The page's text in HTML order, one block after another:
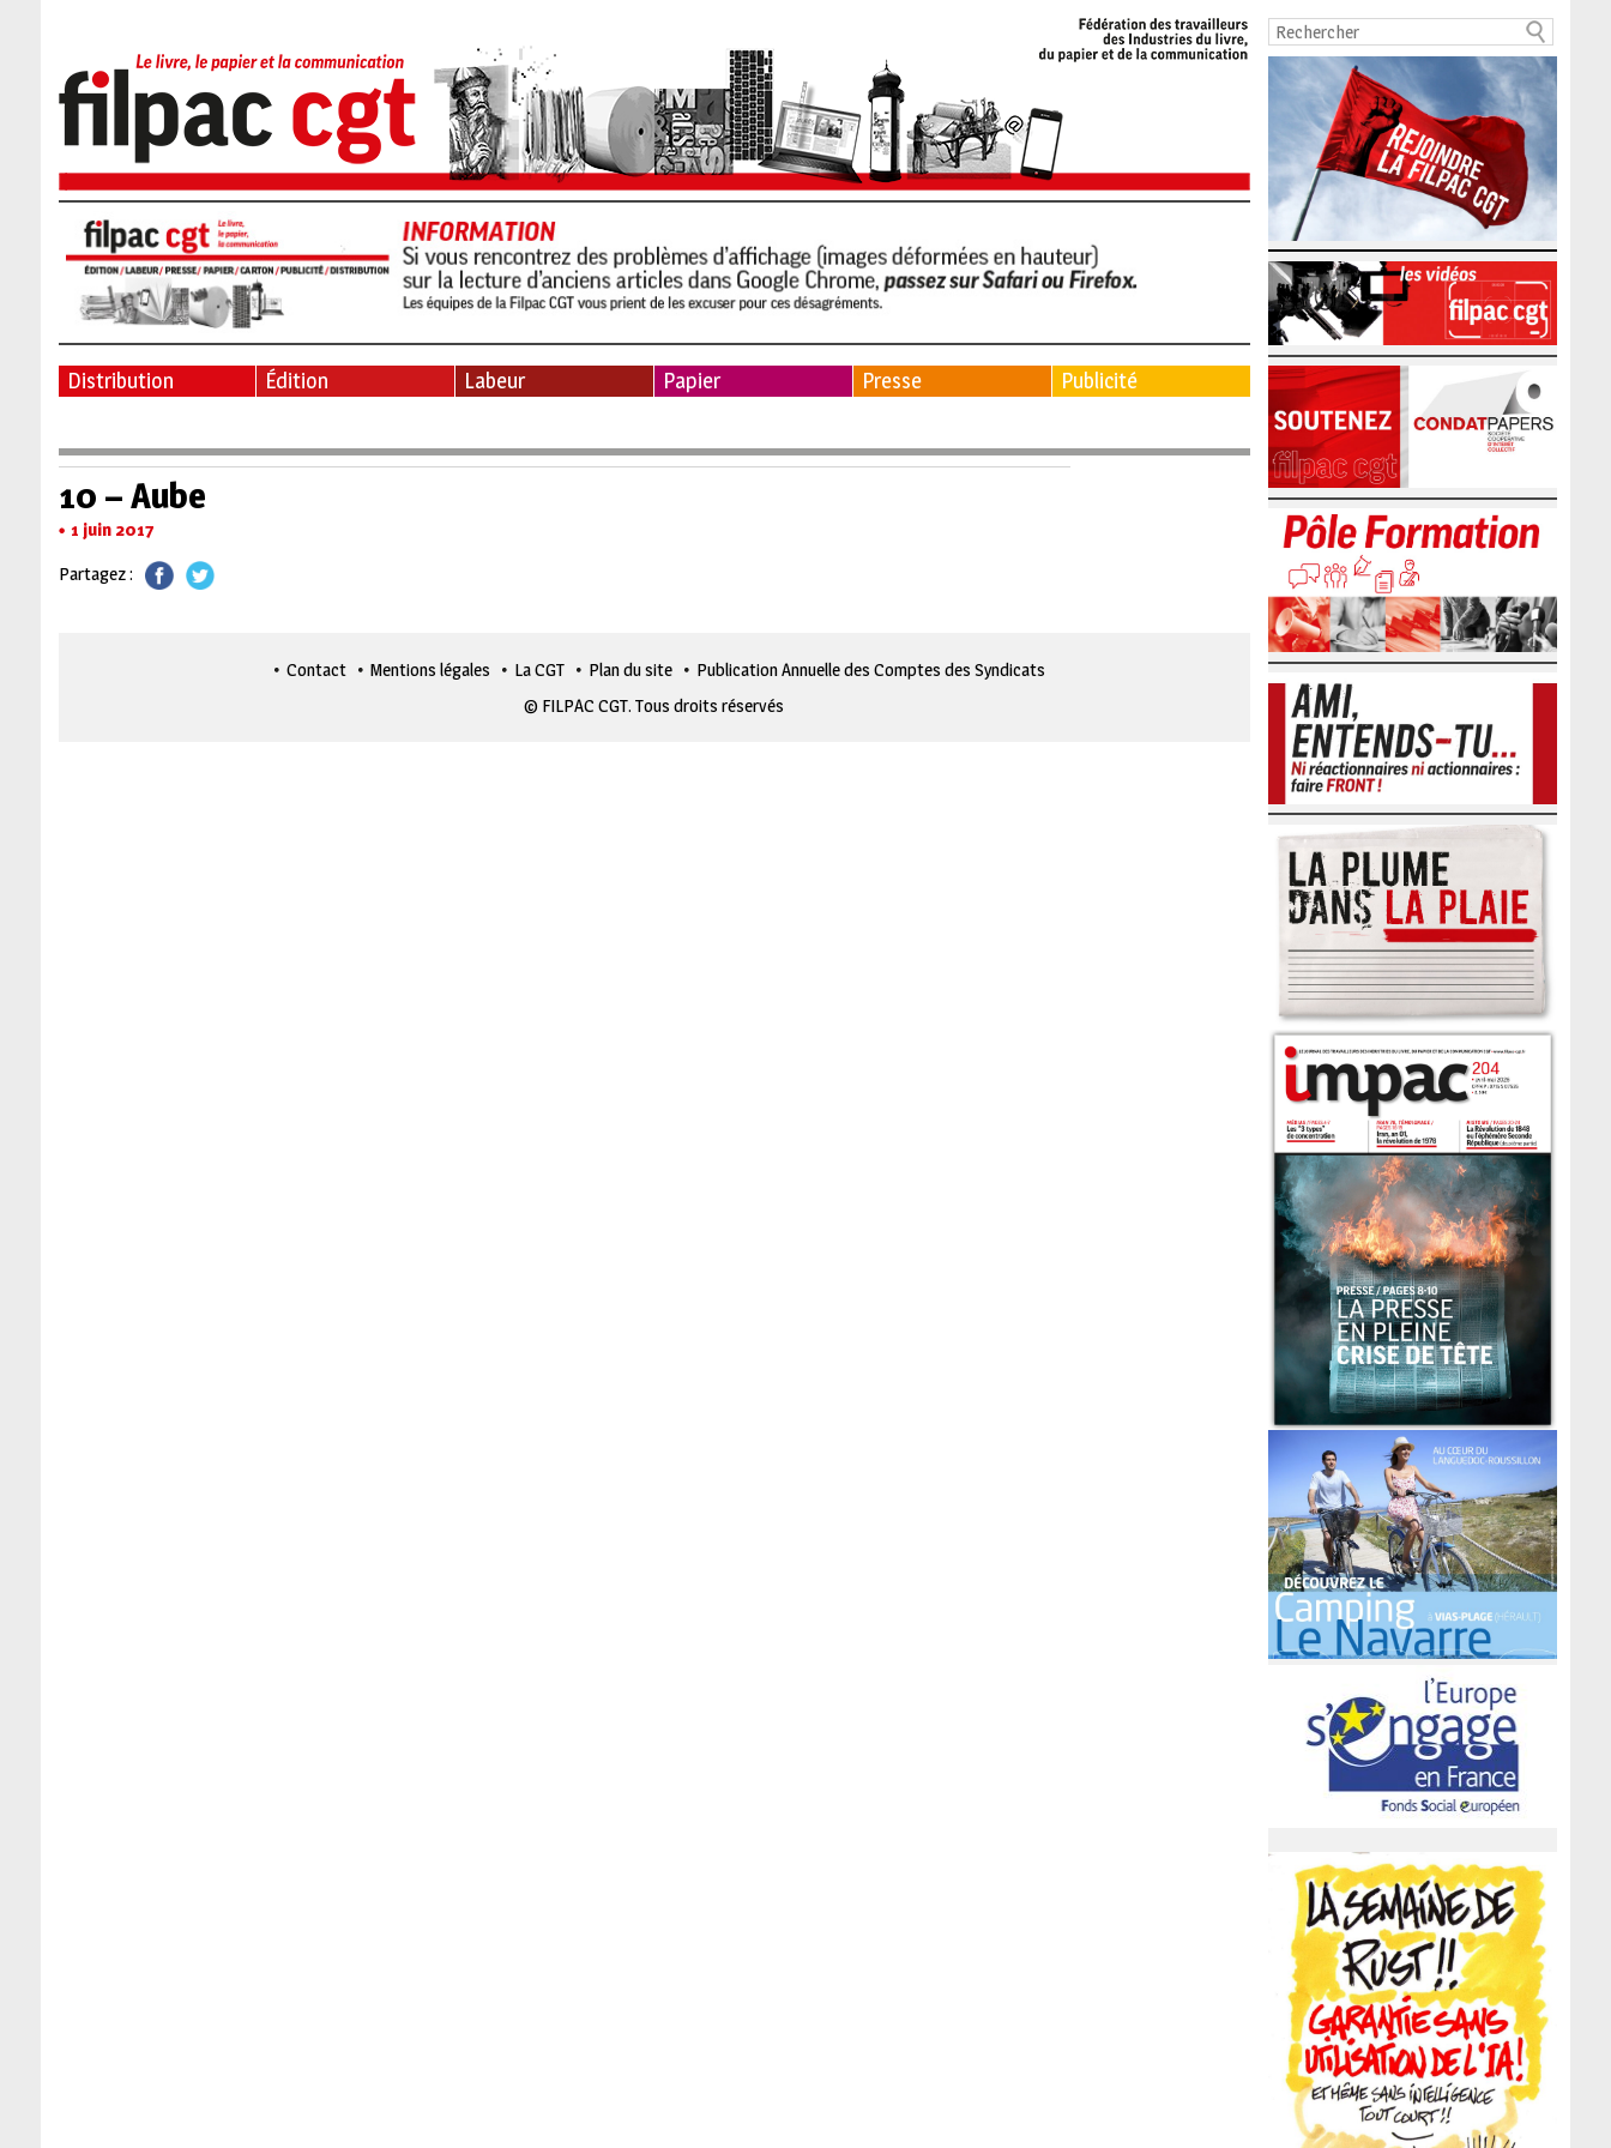
Distribution Édition Labeur Papier Presse Publicité
10 – Aube
1 juin 2017
Partagez :
Contact Mentions légales La CGT Plan du site
Publication Annuelle des Comptes des Syndicats
© FILPAC CGT. Tous droits réservés